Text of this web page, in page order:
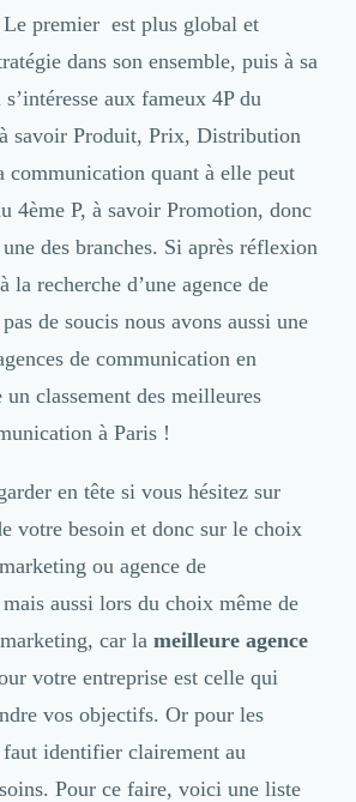
de Bureaux
premier est plus global et
dans son ensemble, puis à sa
aux fameux 4P du
savoir Produit, Prix, Distribution
communication quant à elle peut
4ème P, à savoir Promotion, donc
des branches. Si après réflexion
la recherche d’une agence de
de soucis nous avons aussi une
de communication en
un classement des meilleures
à Paris!
en tête si vous hésitez sur
votre besoin et donc sur le choix
ou agence de
aussi lors du choix même de
car la meilleure agence
votre entreprise est celle qui
vos objectifs. Or pour les
identifier clairement au
Pour ce faire, voici une liste